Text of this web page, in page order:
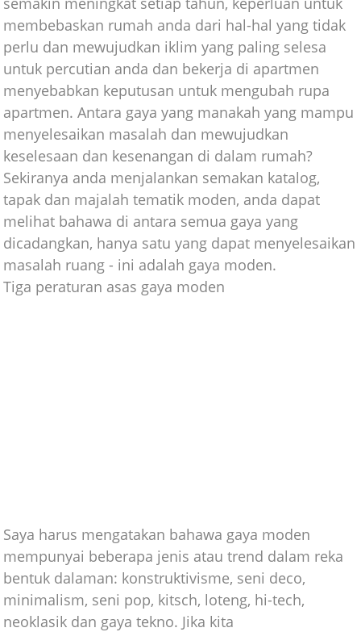
membebaskan rumah anda dari hal-hal yang tidak
perlu dan mewujudkan iklim yang paling selesa
untuk percutian anda dan bekerja di apartmen
menyebabkan keputusan untuk mengubah rupa
apartmen. Antara gaya yang manakah yang mampu
menyelesaikan masalah dan mewujudkan
keselesaan dan kesenangan di dalam rumah?
Sekiranya anda menjalankan semakan katalog,
tapak dan majalah tematik moden, anda dapat
melihat bahawa di antara semua gaya yang
dicadangkan, hanya satu yang dapat menyelesaikan
masalah ruang - ini adalah gaya moden.
Tiga peraturan asas gaya moden
Saya harus mengatakan bahawa gaya moden
mempunyai beberapa jenis atau trend dalam reka
bentuk dalaman: konstruktivisme, seni deco,
minimalism, seni pop, kitsch, loteng, hi-tech,
neoklasik dan gaya tekno. Jika kita